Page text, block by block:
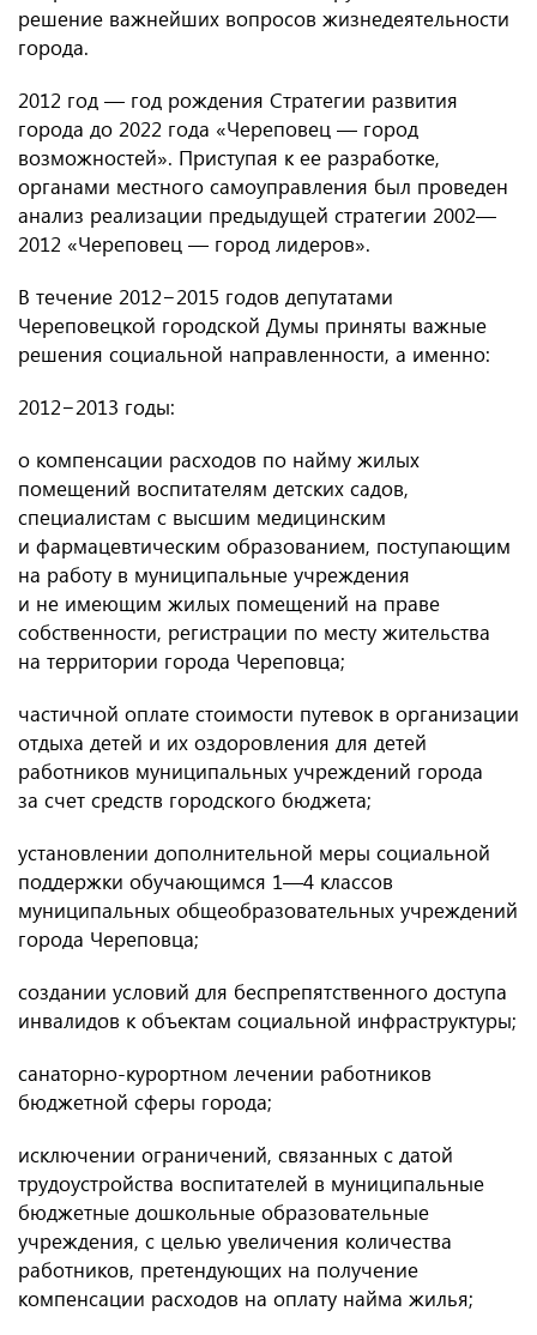
решение важнейших вопросов жизнедеятельности
города.
2012 год — год рождения Стратегии развития
города до 2022 года «Череповец — город
возможностей». Приступая к ее разработке,
органами местного самоуправления был проведен
анализ реализации предыдущей стратегии 2002—
2012 «Череповец — город лидеров».
В течение 2012−2015 годов депутатами
Череповецкой городской Думы приняты важные
решения социальной направленности, а именно:
2012−2013 годы:
о компенсации расходов по найму жилых
помещений воспитателям детских садов,
специалистам с высшим медицинским
и фармацевтическим образованием, поступающим
на работу в муниципальные учреждения
и не имеющим жилых помещений на праве
собственности, регистрации по месту жительства
на территории города Череповца;
частичной оплате стоимости путевок в организации
отдыха детей и их оздоровления для детей
работников муниципальных учреждений города
за счет средств городского бюджета;
установлении дополнительной меры социальной
поддержки обучающимся 1—4 классов
муниципальных общеобразовательных учреждений
города Череповца;
создании условий для беспрепятственного доступа
инвалидов к объектам социальной инфраструктуры;
санаторно-курортном лечении работников
бюджетной сферы города;
исключении ограничений, связанных с датой
трудоустройства воспитателей в муниципальные
бюджетные дошкольные образовательные
учреждения, с целью увеличения количества
работников, претендующих на получение
компенсации расходов на оплату найма жилья;